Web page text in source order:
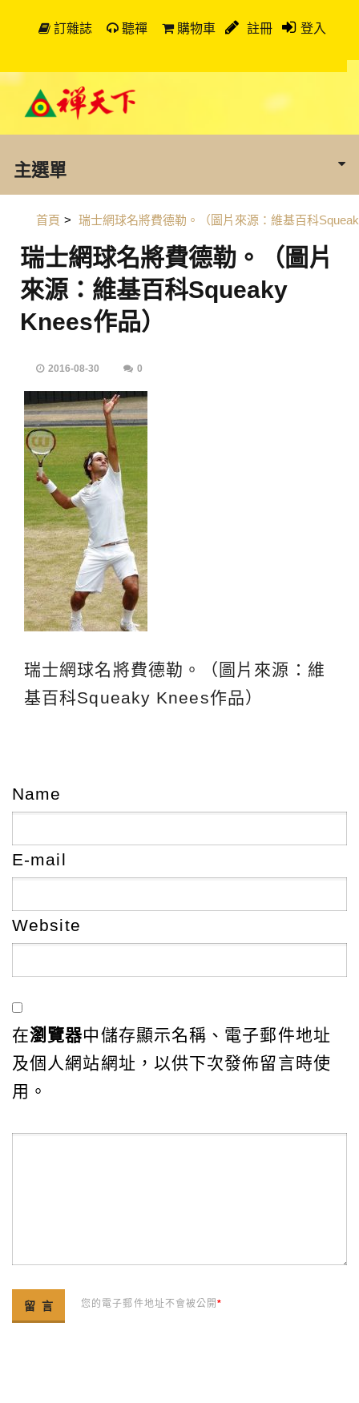
訂雜誌 聽禪 購物車 註冊 登入
主選單
首頁 > 瑞士網球名將費德勒。（圖片來源：維基百科Squeak
瑞士網球名將費德勒。（圖片
來源：維基百科Squeaky
Knees作品）
2016-08-30 0
瑞士網球名將費德勒。（圖片來源：維
基百科Squeaky Knees作品）
Name
E-mail
Website
在瀏覽器中儲存顯示名稱、電子郵件地址
及個人網站網址，以供下次發佈留言時使
用。
您的電子郵件地址不會被公開*